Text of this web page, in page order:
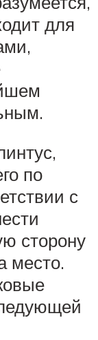
для
по
с
сторону
место.